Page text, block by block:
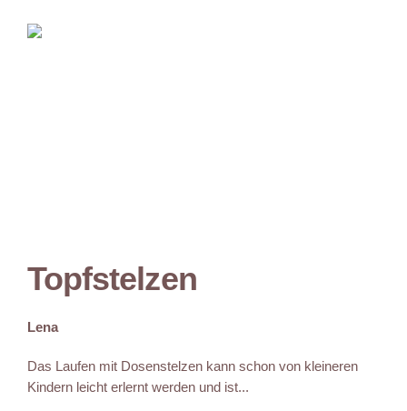
Topfstelzen
Lena
Das Laufen mit Dosenstelzen kann schon von kleineren
Kindern leicht erlernt werden und ist...